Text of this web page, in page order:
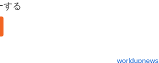
する
worldupnews